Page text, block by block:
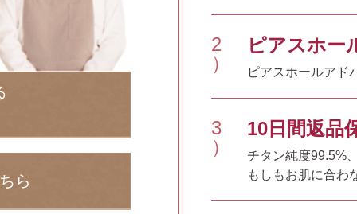
ら
2
）
ピアスホー
ピアスホールアド
3
）
10日間返品
チタン純度99.5%
もしもお肌に合わ